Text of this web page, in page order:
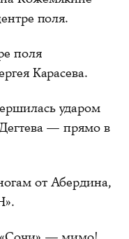
поля.
поля
Карасева.
ударом
— прямо в
от Абердина,